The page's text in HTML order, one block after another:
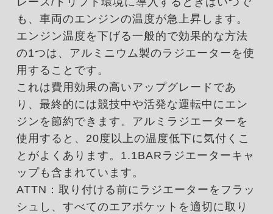
も、車両のエンジンの温度が急上昇します。
エンジン温度を下げる一般的で効果的な方法
の1つは、アルミニウム製のラジエーターを使
用することです。
これは費用効果の高いアップグレードであ
り、最終的には競技中や活発な運転中にエン
ジンを節約できます。アルミラジエーターを
使用すると、20度以上の温度低下に気付くこ
とがよくあります。1.1BARラジエーターキャ
ップも含まれています。
ATTN：取り付ける前にラジエーターをフラッ
シュし、すべてのエアポケットを適切に取り